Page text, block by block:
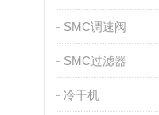
SMC调速阀
SMC过滤器
冷干机